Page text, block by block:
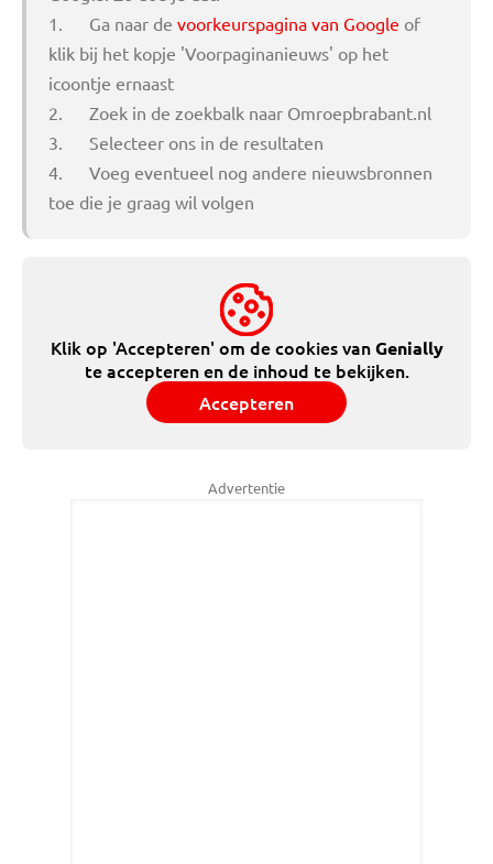
1. Ga naar de voorkeurspagina van Google of
klik bij het kopje 'Voorpaginanieuws' op het
icoontje ernaast
2. Zoek in de zoekbalk naar Omroepbrabant.nl
3. Selecteer ons in de resultaten
4. Voeg eventueel nog andere nieuwsbronnen
toe die je graag wil volgen
Klik op 'Accepteren' om de cookies vanGenially
te accepteren en de inhoud te bekijken.
Accepteren
Advertentie